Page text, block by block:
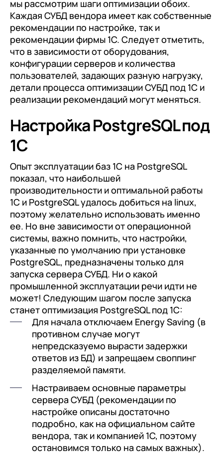
мы рассмотрим шаги оптимизации обоих.
Каждая СУБД вендора имеет как собственные
рекомендации по настройке, так и
рекомендации фирмы 1С. Следует отметить,
что в зависимости от оборудования,
конфигурации серверов и количества
пользователей, задающих разную нагрузку,
детали процесса оптимизации СУБД под 1С и
реализации рекомендаций могут меняться.
Настройка PostgreSQL под
1С
Опыт эксплуатации баз 1С на PostgreSQL
показал, что наибольшей
производительности и оптимальной работы
1С и PostgreSQL удалось добиться на linux,
поэтому желательно использовать именно
ее. Но вне зависимости от операционной
системы, важно помнить, что настройки,
указанные по умолчанию при установке
PostgreSQL, предназначены только для
запуска сервера СУБД. Ни о какой
промышленной эксплуатации речи идти не
может! Следующим шагом после запуска
станет оптимизация PostgreSQL под 1С:
Для начала отключаем Energy Saving (в
противном случае могут
непредсказуемо вырасти задержки
ответов из БД) и запрещаем своппинг
разделяемой памяти.
Настраиваем основные параметры
сервера СУБД (рекомендации по
настройке описаны достаточно
подробно, как на официальном сайте
вендора, так и компанией 1С, поэтому
остановимся только на самых важных).
Переход с Terrasoft CRM на 1С:CRM или
1С-Битрикс 24
документооборот (КЭДО)
1С:Кабинет сотрудника
Внутренний документооборот (СЭД)
1С:Документооборот 8
Управление финансами (FRP)
1С:Управление холдингом
Отраслевые решения
Бизнес-аналитика (BI)
1С:Аналитика
Управление взаимоотношениями
с клиентами (CRM)
1С:CRM
Лицензии 1С
Сервисы 1С
1С-ЭДО
1С:Контрагент
1С-Отчетность
1С:Фреш
Доки 1С
Прочие отрасли
Контакты
Релокация
Грейды
Истории успеха
Отзывы сотрудников